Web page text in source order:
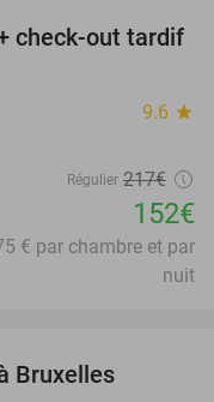
30%
check-out tardif
9.6 star
Régulier 217€
152€
€ par chambre et par
nuit
Bruxelles